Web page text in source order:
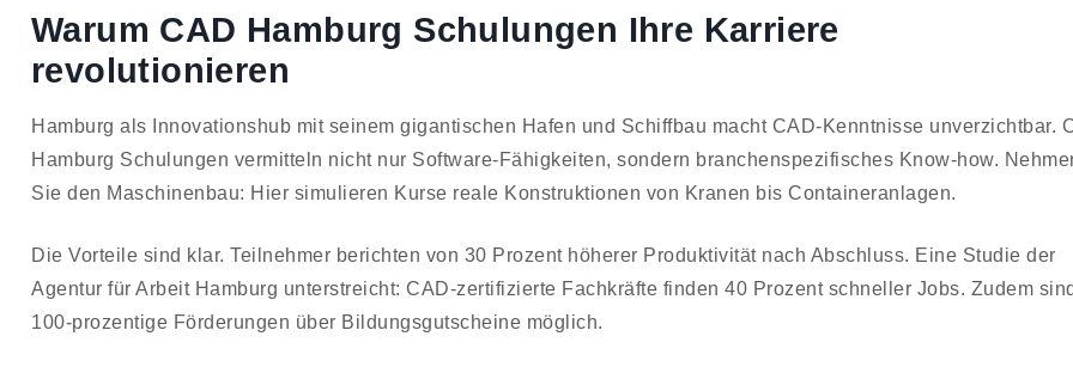
Warum CAD Hamburg Schulungen Ihre Karriere
revolutionieren
Hamburg als Innovationshub mit seinem gigantischen Hafen und Schiffbau macht CAD-Kenntnisse unverzichtbar.
Hamburg Schulungen vermitteln nicht nur Software-Fähigkeiten, sondern branchenspezifisches Know-how.
Sie den Maschinenbau: Hier simulieren Kurse reale Konstruktionen von Kranen bis Containeranlagen.
Die Vorteile sind klar. Teilnehmer berichten von 30 Prozent höherer Produktivität nach Abschluss. Eine Studie der
Agentur für Arbeit Hamburg unterstreicht: CAD-zertifizierte Fachkräfte finden 40 Prozent schneller Jobs. Zudem sind
100-prozentige Förderungen über Bildungsgutscheine möglich.